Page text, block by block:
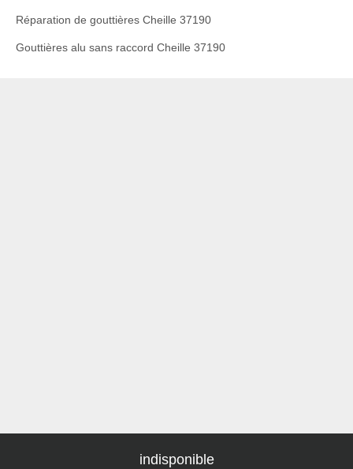
Réparation de gouttières Cheille 37190
Gouttières alu sans raccord Cheille 37190
indisponible